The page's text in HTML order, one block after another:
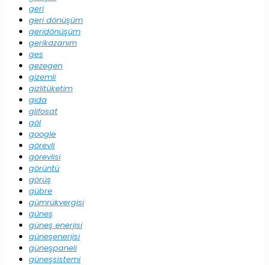
geri
geri dönüşüm
geridönüşüm
gerikazanım
ges
gezegen
gizemli
gizlitüketim
gıda
glifosat
göl
google
görevli
görevlisi
görüntü
görüş
gübre
gümrükvergisi
güneş
güneş enerjisi
güneşenerjisi
güneşpaneli
güneşsistemi